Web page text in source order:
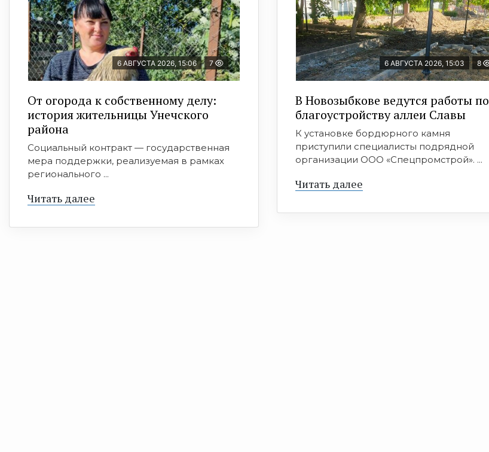
6 АВГУСТА 2026, 15:06 7
От огорода к собственному делу:
история жительницы Унечского
района
Социальный контракт — государственная
мера поддержки, реализуемая в рамках
регионального ...
Читать далее
6 АВГУСТА 2026, 15:03 8
В Новозыбкове ведутся работы по
благоустройству аллеи Славы
К установке бордюрного камня
приступили специалисты подрядной
организации ООО «Спецпромстрой». ...
Читать далее